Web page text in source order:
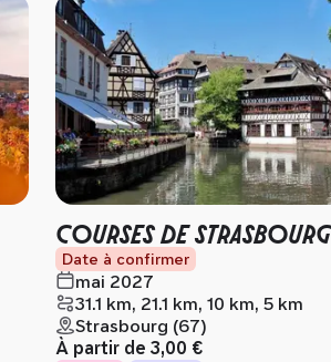
COURSES DE STRASBOURG
Date à confirmer
mai 2027
31.1 km, 21.1 km, 10 km, 5 km
Strasbourg (67)
À partir de 3,00 €